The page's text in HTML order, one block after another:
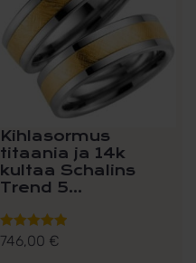
Kihlasormus
titaania ja 14k
kultaa Schalins
Trend 5...
Arvostelu
746,00 €